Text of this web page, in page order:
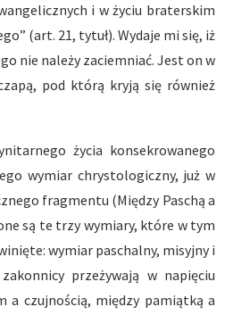
i w życiu braterskim
(art. 21, tytuł). Wydaje mi się, iż
nie należy zaciemniać. Jest on w
pod którą kryją się również
życia konsekrowanego
wymiar chrystologiczny, już w
fragmentu (Między Paschą a
są te trzy wymiary, które w tym
wymiar paschalny, misyjny i
przeżywają w napięciu
a czujnością, między pamiątką a